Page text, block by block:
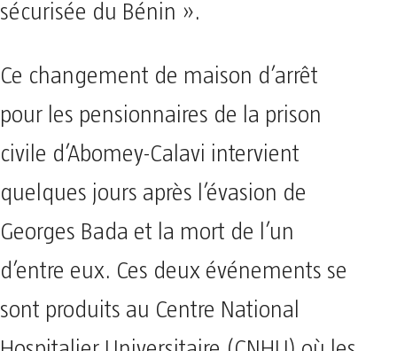
sécurisée du Bénin ».
Ce changement de maison d’arrêt
pour les pensionnaires de la prison
civile d’Abomey-Calavi intervient
quelques jours après l’évasion de
Georges Bada et la mort de l’un
d’entre eux. Ces deux événements se
sont produits au Centre National